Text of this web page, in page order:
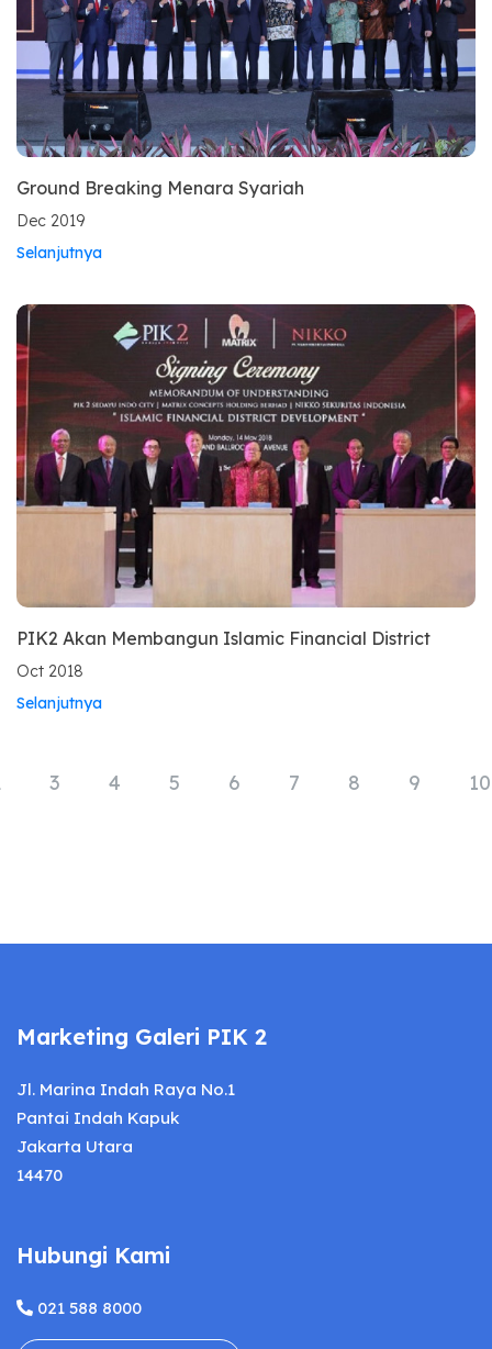
Ground Breaking Menara Syariah
Dec 2019
Selanjutnya
PIK2 Akan Membangun Islamic Financial District
Oct 2018
Selanjutnya
3 4 5 6 7 8 9 10
Marketing Galeri PIK 2
Jl. Marina Indah Raya No.1
Pantai Indah Kapuk
Jakarta Utara
14470
Hubungi Kami
021 588 8000